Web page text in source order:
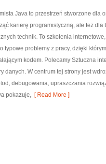
Java to przestrzeń stworzone dla
karierę programistyczną, ale też
technik. To szkolenia
typowe problemy z pracy, dzięki
kodem. Polecamy Sztuczna
danych. W centrum tej strony jest
debugowania, upraszczania
pokazuje, [ Read More ]